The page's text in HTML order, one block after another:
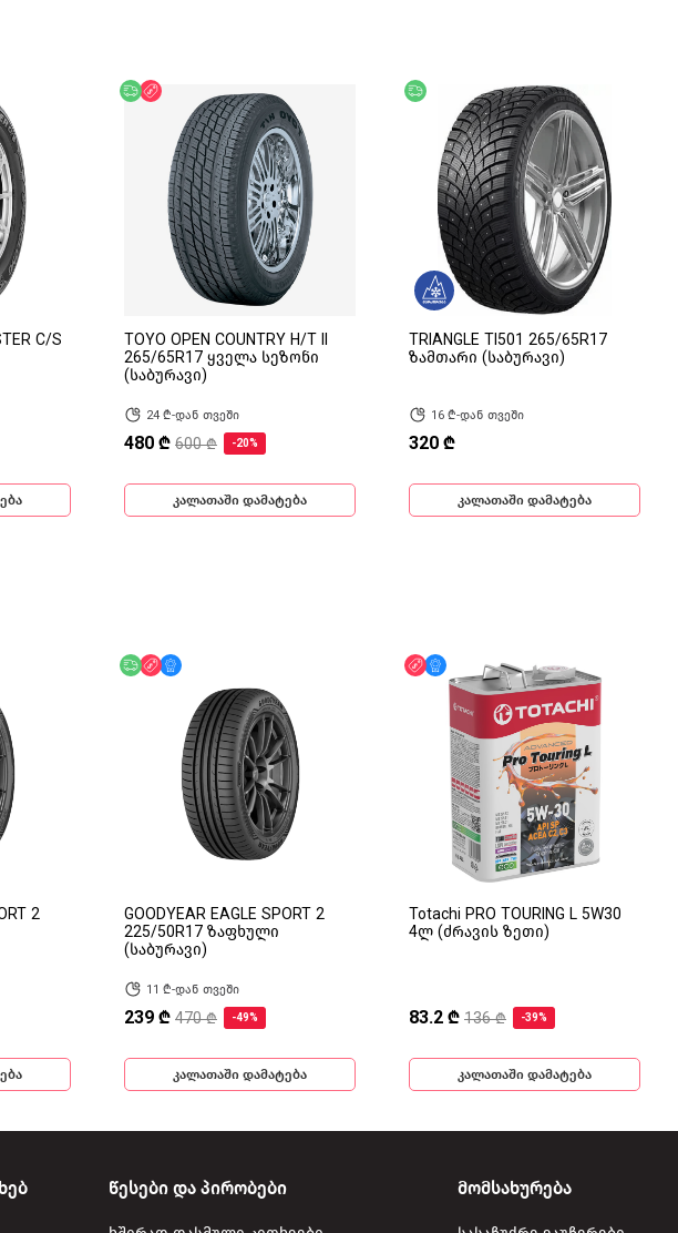
C/S
უფასო მიწოდება
TOYO OPEN COUNTRY H/T II
265/65R17 ყველა სეზონი
(საბურავი)
24 ₾-დან თვეში
480 ₾ 600 ₾ -20%
კალათაში დამატება
უფასო მიწოდება
TRIANGLE TI501 265/65R17
ზამთარი (საბურავი)
16 ₾-დან თვეში
320 ₾
კალათაში დამატება
2
უფასო მიწოდება
ფასდაკლება
GOODYEAR EAGLE SPORT 2
225/50R17 ზაფხული
(საბურავი)
11 ₾-დან თვეში
239 ₾ 470 ₾ -49%
კალათაში დამატება
ფასდაკლება
მხოლოდ ონლაინ
Totachi PRO TOURING L 5W30
4ლ (ძრავის ზეთი)
83.2 ₾ 136 ₾ -39%
კალათაში დამატება
წესები და პირობები მომსახურება